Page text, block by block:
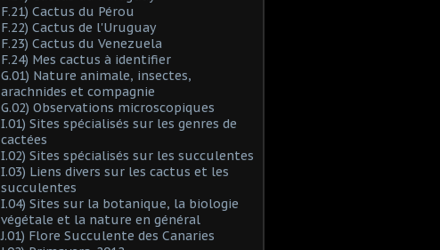
F.21) Cactus du Pérou
F.22) Cactus de l'Uruguay
F.23) Cactus du Venezuela
F.24) Mes cactus à identifier
G.01) Nature animale, insectes,
arachnides et compagnie
G.02) Observations microscopiques
I.01) Sites spécialisés sur les genres de
cactées
I.02) Sites spécialisés sur les succulentes
I.03) Liens divers sur les cactus et les
succulentes
I.04) Sites sur la botanique, la biologie
végétale et la nature en général
J.01) Flore Succulente des Canaries